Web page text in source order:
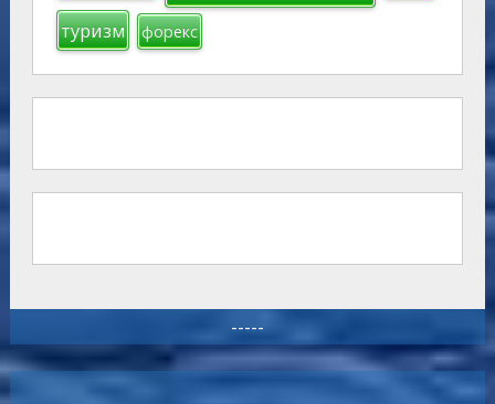
туризм форекс
-----